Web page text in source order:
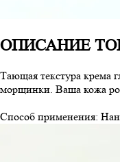
ОПИСАНИЕ
Тающая текстура крема
морщинки. Ваша кожа
Способ применения: